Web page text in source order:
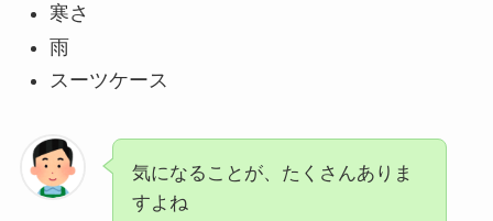
寒さ
雨
スーツケース
気になることが、たくさんありま
すよね